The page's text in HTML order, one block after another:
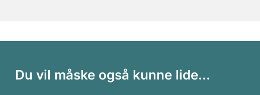
Du vil måske også kunne lide...